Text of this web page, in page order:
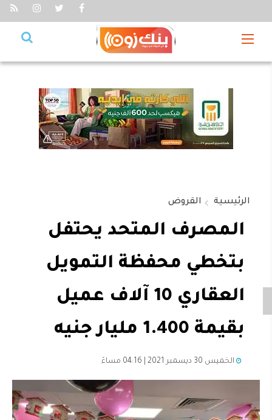
الرئيسية القروض
المصرف المتحد يحتفل
بتخطي محفظة التمويل
العقاري 10 آلاف عميل
بقيمة 1.400 مليار جنيه
الخميس 30 ديسمبر 2021 | 04:16 مساءً